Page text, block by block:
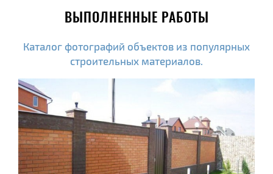
ВЫПОЛНЕННЫЕ РАБОТЫ
Каталог фотографий объектов из популярных
строительных материалов.